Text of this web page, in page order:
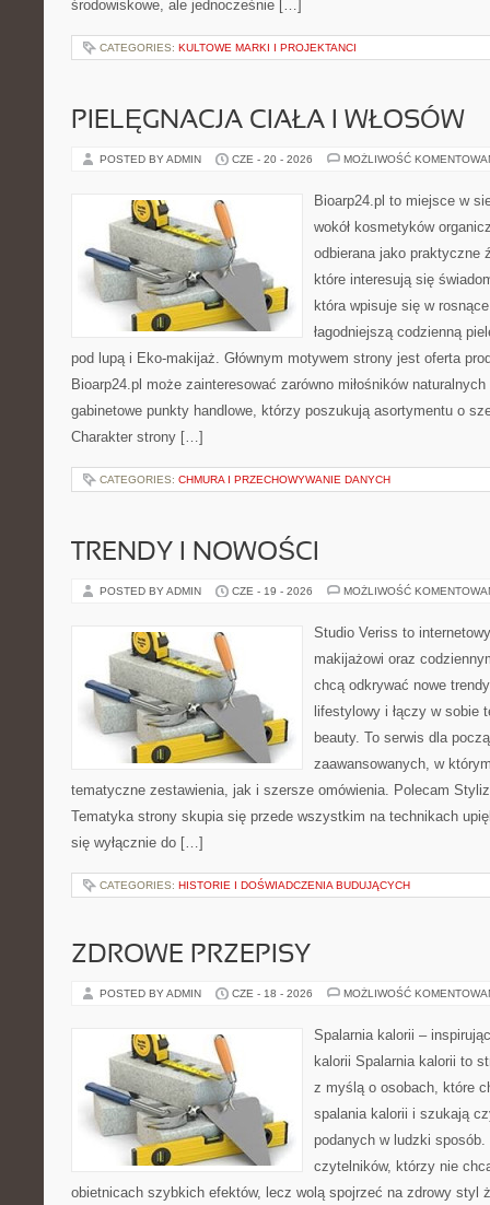
środowiskowe, ale jednocześnie […]
CATEGORIES: KULTOWE MARKI I PROJEKTANCI
PIELĘGNACJA CIAŁA I WŁOSÓW
POSTED BY ADMIN CZE - 20 - 2026 MOŻLIWOŚĆ
Bioarp24.pl to miejsce w
wokół kosmetyków
odbierana jako praktyczne
które interesują się
która wpisuje się w
łagodniejszą codzienną
pod lupą i Eko-makijaż. Głównym motywem strony jest oferta
Bioarp24.pl może zainteresować zarówno miłośników
gabinetowe punkty handlowe, którzy poszukują asortymentu o
Charakter strony […]
CATEGORIES: CHMURA I PRZECHOWYWANIE DANYCH
TRENDY I NOWOŚCI
POSTED BY ADMIN CZE - 19 - 2026 MOŻLIWOŚĆ
Studio Veriss to
makijażowi oraz
chcą odkrywać nowe
lifestylowy i łączy w sobie
beauty. To serwis dla
zaawansowanych, w
tematyczne zestawienia, jak i szersze omówienia. Polecam
Tematyka strony skupia się przede wszystkim na technikach
się wyłącznie do […]
CATEGORIES: HISTORIE I DOŚWIADCZENIA BUDUJĄCYCH
ZDROWE PRZEPISY
POSTED BY ADMIN CZE - 18 - 2026 MOŻLIWOŚĆ
Spalarnia kalorii –
kalorii Spalarnia kalorii to
z myślą o osobach, które
spalania kalorii i szukają
podanych w ludzki sposób.
czytelników, którzy nie
obietnicach szybkich efektów, lecz wolą spojrzeć na zdrowy styl